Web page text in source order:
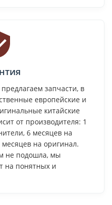
запчасти, в
европейские и
китайские
от производителя: 1
6 месяцев на
на оригинал.
не подошла, мы
на понятных и